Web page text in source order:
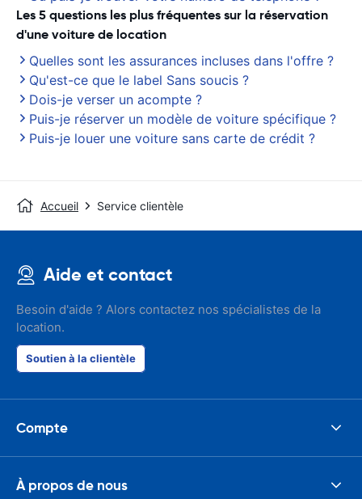
Les 5 questions les plus fréquentes sur la réservation
d'une voiture de location
Quelles sont les assurances incluses dans l'offre ?
Qu'est-ce que le label Sans soucis ?
Dois-je verser un acompte ?
Puis-je réserver un modèle de voiture spécifique ?
Puis-je louer une voiture sans carte de crédit ?
Accueil Service clientèle
Aide et contact
Besoin d'aide ? Alors contactez nos spécialistes de la
location.
Soutien à la clientèle
Compte
À propos de nous